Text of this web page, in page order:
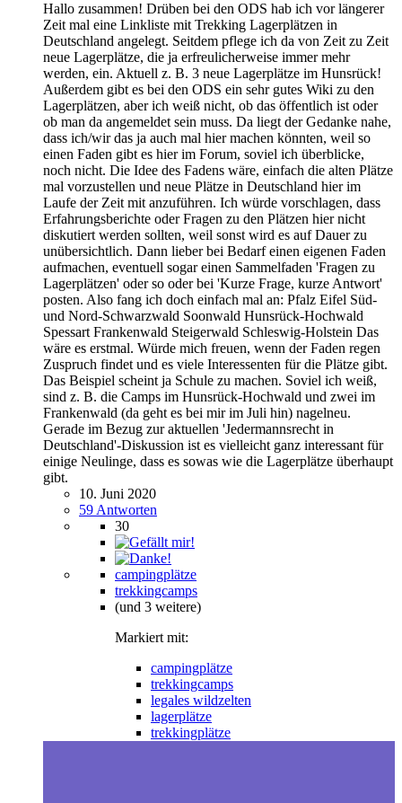
Hallo zusammen! Drüben bei den ODS hab ich vor längerer
Zeit mal eine Linkliste mit Trekking Lagerplätzen in
Deutschland angelegt. Seitdem pflege ich da von Zeit zu Zeit
neue Lagerplätze, die ja erfreulicherweise immer mehr
werden, ein. Aktuell z. B. 3 neue Lagerplätze im Hunsrück!
Außerdem gibt es bei den ODS ein sehr gutes Wiki zu den
Lagerplätzen, aber ich weiß nicht, ob das öffentlich ist oder
ob man da angemeldet sein muss. Da liegt der Gedanke nahe,
dass ich/wir das ja auch mal hier machen könnten, weil so
einen Faden gibt es hier im Forum, soviel ich überblicke,
noch nicht. Die Idee des Fadens wäre, einfach die alten Plätze
mal vorzustellen und neue Plätze in Deutschland hier im
Laufe der Zeit mit anzuführen. Ich würde vorschlagen, dass
Erfahrungsberichte oder Fragen zu den Plätzen hier nicht
diskutiert werden sollten, weil sonst wird es auf Dauer zu
unübersichtlich. Dann lieber bei Bedarf einen eigenen Faden
aufmachen, eventuell sogar einen Sammelfaden 'Fragen zu
Lagerplätzen' oder so oder bei 'Kurze Frage, kurze Antwort'
posten. Also fang ich doch einfach mal an: Pfalz Eifel Süd-
und Nord-Schwarzwald Soonwald Hunsrück-Hochwald
Spessart Frankenwald Steigerwald Schleswig-Holstein Das
wäre es erstmal. Würde mich freuen, wenn der Faden regen
Zuspruch findet und es viele Interessenten für die Plätze gibt.
Das Beispiel scheint ja Schule zu machen. Soviel ich weiß,
sind z. B. die Camps im Hunsrück-Hochwald und zwei im
Frankenwald (da geht es bei mir im Juli hin) nagelneu.
Gerade im Bezug zur aktuellen 'Jedermannsrecht in
Deutschland'-Diskussion ist es vielleicht ganz interessant für
einige Neulinge, dass es sowas wie die Lagerplätze überhaupt
gibt.
10. Juni 2020
59 Antworten
30
campingplätze
trekkingcamps
(und 3 weitere)
Markiert mit:
campingplätze
trekkingcamps
legales wildzelten
lagerplätze
trekkingplätze